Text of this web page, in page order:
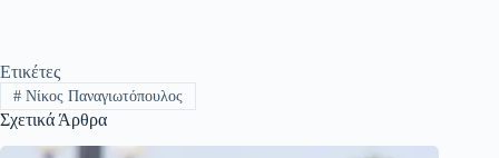
Ετικέτες
#Νίκος Παναγιωτόπουλος
Σχετικά Άρθρα